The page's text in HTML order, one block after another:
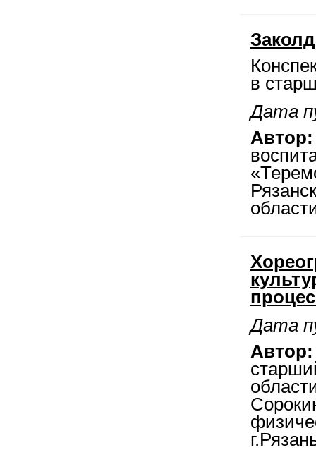
в
Дата
Автор:
Дата
Автор: